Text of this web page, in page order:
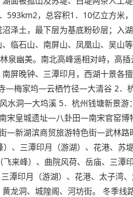
593km2，总容积1．10亿立方米
泽土，最下层为基底粉砂层；
临石山、南屏山、凤凰山、吴
泉幽美。南北高峰遥相对峙，高
屏晚钟、三潭印月，西湖十景各
—梅家坞—云栖竹径—大清谷 2
水洞—大坞溪 5．杭州钱塘新景
宋皇城遗址—八卦田—南宋官窑
—新湖滨商贸旅游特色街—武林
、三潭印月（游湖）、花港、苏
来峰）、曲院风荷、岳庙、三
潭印月（游湖）、花港、太子湾
龙洞、城隍阁、河坊街。 冬季